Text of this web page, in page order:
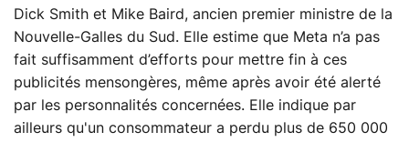
Dick Smith et Mike Baird, ancien premier ministre de la
Nouvelle-Galles du Sud. Elle estime que Meta n’a pas
fait suffisamment d’efforts pour mettre fin à ces
publicités mensongères, même après avoir été alerté
par les personnalités concernées. Elle indique par
ailleurs qu'un consommateur a perdu plus de 650 000